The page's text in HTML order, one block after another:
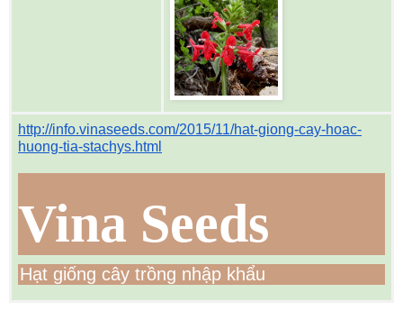
http://info.vinaseeds.com/2015/11/hat-giong-cay-hoac-
huong-tia-stachys.html
Vina Seeds
Hạt giống cây trồng nhập khẩu